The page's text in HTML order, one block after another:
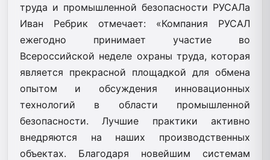
труда и промышленной безопасности РУСАЛа
Иван Ребрик отмечает: «Компания РУСАЛ
ежегодно принимает участие во
Всероссийской неделе охраны труда, которая
является прекрасной площадкой для обмена
опытом и обсуждения инновационных
технологий в области промышленной
безопасности. Лучшие практики активно
внедряются на наших производственных
объектах. Благодаря новейшим системам